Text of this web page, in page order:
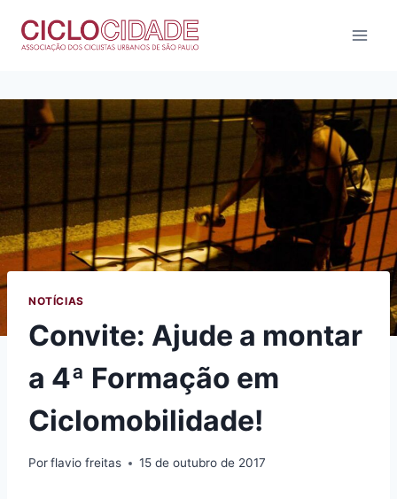
para
NOTÍCIAS
Convite: Ajude a montar
a 4ª Formação em
Ciclomobilidade!
Porflavio freitas 15 de outubro de 2017